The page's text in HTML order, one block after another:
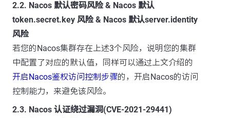
2.2. Nacos 默认密码风险 & Nacos 默认
token.secret.key 风险 & Nacos 默认server.identity
风险
若您的Nacos集群存在上述3个风险，说明您的集群
中配置了对应的默认值，同样可以通过上文介绍的
开启Nacos鉴权访问控制步骤的，开启Nacos的访问
控制能力，来避免该风险。
2.3. Nacos 认证绕过漏洞(CVE-2021-29441)